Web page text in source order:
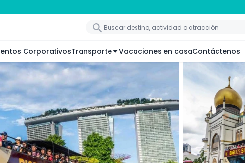
CorporativosTransporte Vacaciones en casaContáctenos